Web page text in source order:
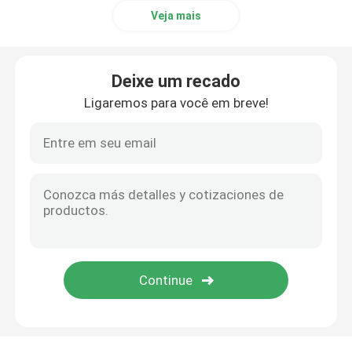
Veja mais
Deixe um recado
Ligaremos para você em breve!